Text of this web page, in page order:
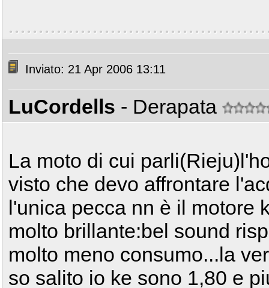
Inviato: 21 Apr 2006 13:11
LuCordells - Derapata
La moto di cui
visto che devo affrontare
l'unica pecca nn è il motore
molto brillante:bel sound
molto meno consumo...la
so salito io ke sono 1,80 e